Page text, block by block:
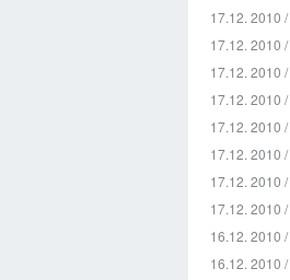
17.12. 2010 /
17.12. 2010 /
17.12. 2010 /
17.12. 2010 /
17.12. 2010 /
17.12. 2010 /
17.12. 2010 /
17.12. 2010 /
16.12. 2010 /
16.12. 2010 /